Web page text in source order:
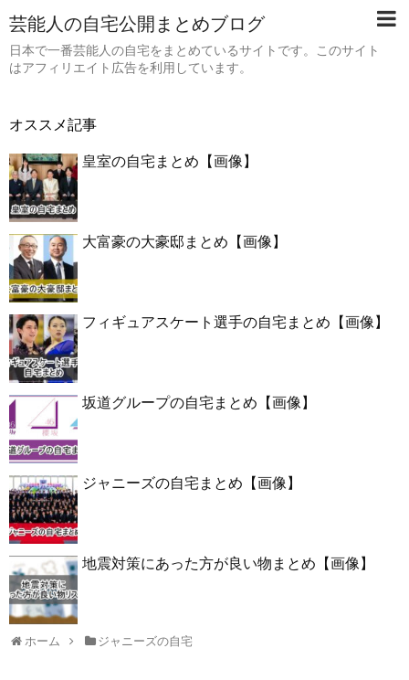
芸能人の自宅公開まとめブログ
日本で一番芸能人の自宅をまとめているサイトです。このサイト
はアフィリエイト広告を利用しています。
オススメ記事
皇室の自宅まとめ【画像】
大富豪の大豪邸まとめ【画像】
フィギュアスケート選手の自宅まとめ【画像】
坂道グループの自宅まとめ【画像】
ジャニーズの自宅まとめ【画像】
地震対策にあった方が良い物まとめ【画像】
ホーム ジャニーズの自宅